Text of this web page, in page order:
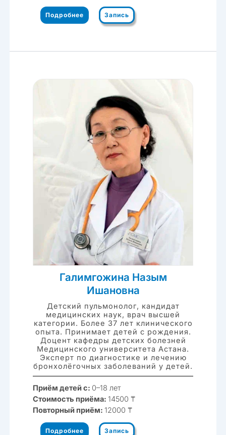
Подробнее Запись
Галимгожина Назым
Ишановна
Детский пульмонолог, кандидат
медицинских наук, врач высшей
категории. Более 37 лет клинического
опыта. Принимает детей с рождения.
Доцент кафедры детских болезней
Медицинского университета Астана.
Эксперт по диагностике и лечению
бронхолёгочных заболеваний у детей.
Приём детей с: 0–18 лет
Стоимость приёма: 14500 ₸
Повторный приём: 12000 ₸
Подробнее Запись